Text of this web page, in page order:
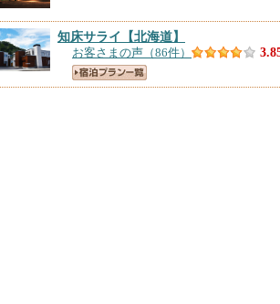
知床サライ 【北海道】
お客さまの声（86件）